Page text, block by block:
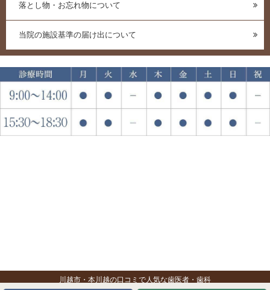
落とし物・お忘れ物について
当院の施設基準の届け出について
川越市・本川越の口コミで人気な歯医者・歯科